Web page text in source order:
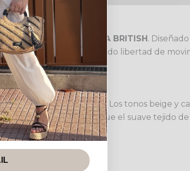
elPANTALON ANTELINA BRITISH .
figuras, asegurando libertad de
estilo británico. Los tonos beige y
la figura, mientras que el suave tejido
o invierno.